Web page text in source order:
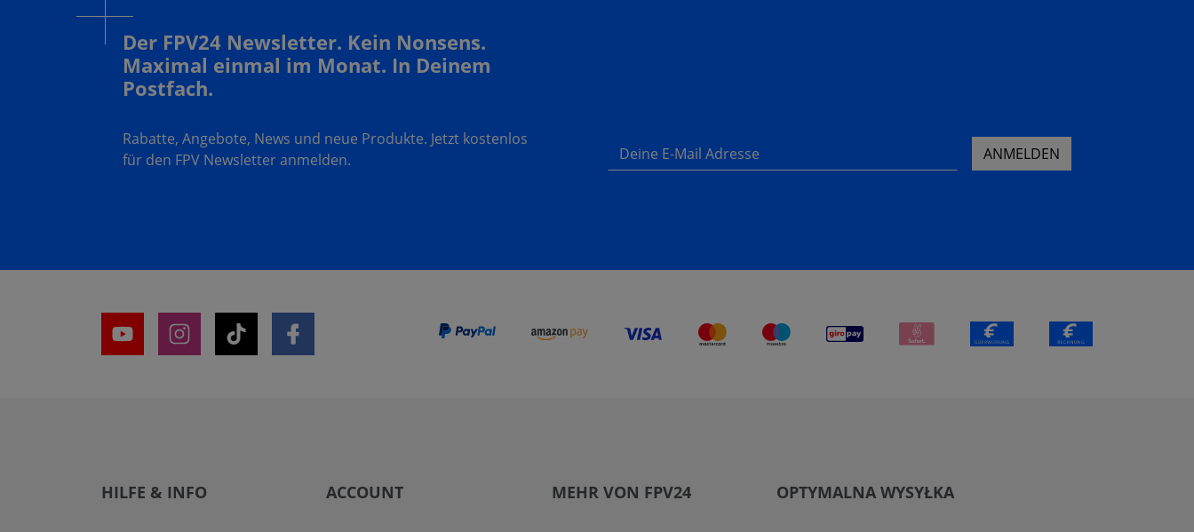
Der FPV24 Newsletter. Kein Nonsens.
Maximal einmal im Monat. In Deinem
Postfach.
Rabatte, Angebote, News und neue Produkte. Jetzt kostenlos
für den FPV Newsletter anmelden.
Deine E-Mail Adresse ANMELDEN
HILFE & INFO ACCOUNT MEHR VON FPV24 OPTYMALNA WYSYŁKA